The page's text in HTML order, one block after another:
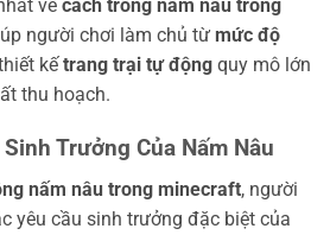
về cách trồng nấm nâu trong
người chơi làm chủ từ mức độ
kếtrang trại tự động quy mô lớn
thu hoạch.
Trưởng Của Nấm Nâu
nấm nâu trong minecraft, người
yêu cầu sinh trưởng đặc biệt của